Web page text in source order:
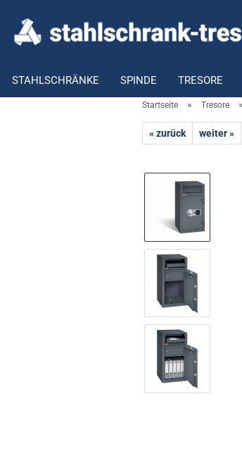
STAHLSCHRÄNKE SPINDE TRESORE
Startseite » Tresore »
« zurück weiter »